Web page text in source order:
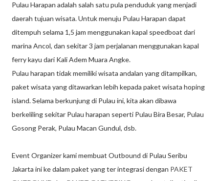
Pulau Harapan adalah salah satu pula penduduk yang menjadi
daerah tujuan wisata. Untuk menuju Pulau Harapan dapat
ditempuh selama 1,5 jam menggunakan kapal speedboat dari
marina Ancol, dan sekitar 3 jam perjalanan menggunakan kapal
ferry kayu dari Kali Adem Muara Angke.
Pulau harapan tidak memiliki wisata andalan yang ditampilkan,
paket wisata yang ditawarkan lebih kepada paket wisata hoping
island. Selama berkunjung di Pulau ini, kita akan dibawa
berkeliling sekitar Pulau harapan seperti Pulau Bira Besar, Pulau
Gosong Perak, Pulau Macan Gundul, dsb.
Event Organizer kami membuat Outbound di Pulau Seribu
Jakarta ini ke dalam paket yang ter integrasi dengan PAKET